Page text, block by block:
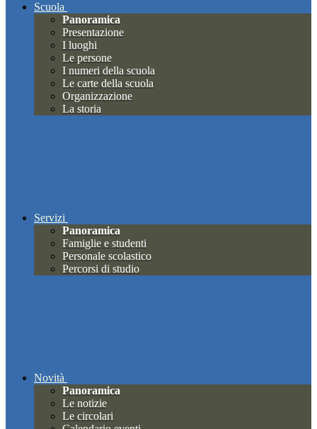
Scuola
Panoramica
Presentazione
I luoghi
Le persone
I numeri della scuola
Le carte della scuola
Organizzazione
La storia
Servizi
Panoramica
Famiglie e studenti
Personale scolastico
Percorsi di studio
Novità
Panoramica
Le notizie
Le circolari